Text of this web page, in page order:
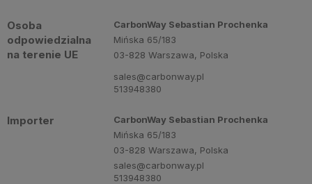
Osoba
odpowiedzialna
na terenie UE
CarbonWay Sebastian Prochenka
Mińska 65/183
03-828 Warszawa, Polska
sales@carbonway.pl
513948380
Importer
CarbonWay Sebastian Prochenka
Mińska 65/183
03-828 Warszawa, Polska
sales@carbonway.pl
513948380